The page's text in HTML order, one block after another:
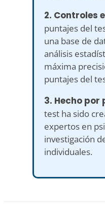
2. Controles
puntajes del
una base de
análisis
máxima
puntajes del
3. Hecho por
test ha sido
expertos en
investigación
individuales.